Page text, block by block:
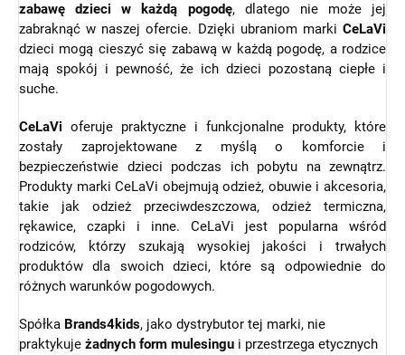
zabawę dzieci w każdą pogodę, dlatego nie może jej
zabraknąć w naszej ofercie. Dzięki ubraniom marki CeLaVi
dzieci mogą cieszyć się zabawą w każdą pogodę, a rodzice
mają spokój i pewność, że ich dzieci pozostaną ciepłe i
suche.
CeLaVi oferuje praktyczne i funkcjonalne produkty, które
zostały zaprojektowane z myślą o komforcie i
bezpieczeństwie dzieci podczas ich pobytu na zewnątrz.
Produkty marki CeLaVi obejmują odzież, obuwie i akcesoria,
takie jak odzież przeciwdeszczowa, odzież termiczna,
rękawice, czapki i inne. CeLaVi jest popularna wśród
rodziców, którzy szukają wysokiej jakości i trwałych
produktów dla swoich dzieci, które są odpowiednie do
różnych warunków pogodowych.
Spółka Brands4kids, jako dystrybutor tej marki, nie
praktykuje żadnych form mulesingu i przestrzega etycznych